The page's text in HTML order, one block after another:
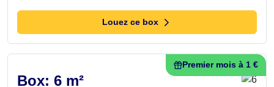
Louez ce box
Premier mois à 1 €
Box: 6 m²